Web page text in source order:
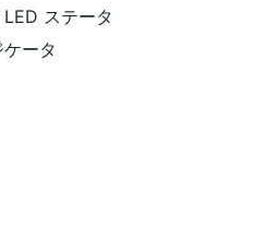
ステータ
ータ